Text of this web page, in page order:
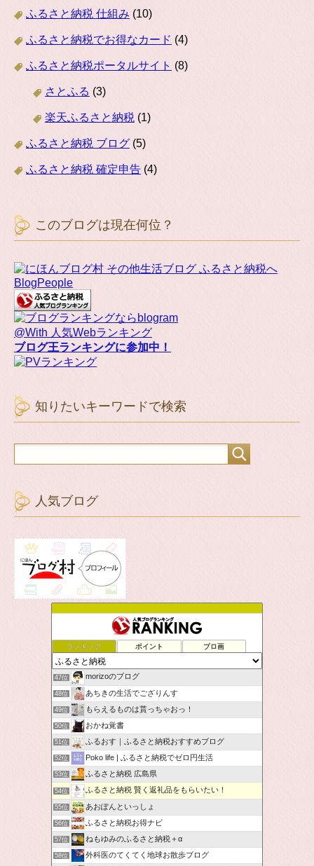
ふるさと納税 仕組み (10)
ふるさと納税でお得なカード (4)
ふるさと納税ポータルサイト (8)
さとふる (3)
楽天ふるさと納税 (1)
ふるさと納税 ブログ (5)
ふるさと納税 確定申告 (4)
このブログは現在何位？
BlogPeople
@With 人気Webランキング
ブログ王ランキングに参加中！
知りたいキーワードで検索
人気ブログ
ランキング ポイント ブロ画
47位 morizoのブログ
48位 あちきの生活でござりんす
49位 もらえるものは貰っちゃおっ！
50位 おかね覚書
51位 ふるおす｜ふるさと納税おすすめブログ
52位 Poko life | ふるさと納税でゼロ円生活
53位 ふるさと納税 広島県
54位 ふるさと納税 賢く返礼品をもらいたい！
55位 あおぽんといっしょ
56位 ふるさと納税お得ナビ
57位 ねもゆみのふるさと納税＋α
58位 外科医のてくてく地球お散歩ブログ